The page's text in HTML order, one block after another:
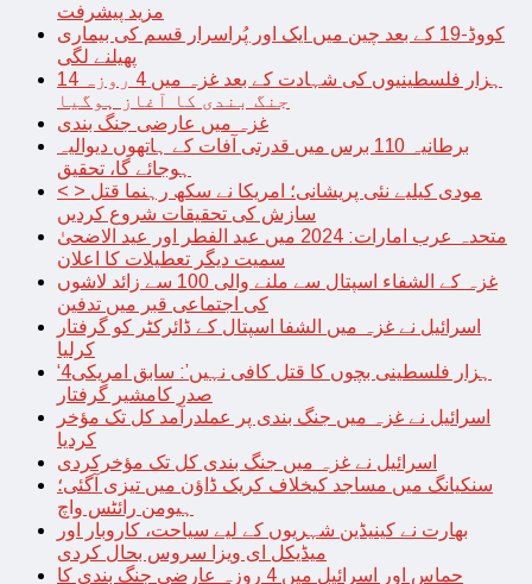
مزید پیشرفت
کووڈ-19 کے بعد چین میں ایک اور پُراسرار قسم کی بیماری
پھیلنے لگی
14 ہزار فلسطینیوں کی شہادت کے بعد غزہ میں 4 روزہ
جنگ بندی کا آغاز ہوگیا
غزہ میں عارضی جنگ بندی
برطانیہ 110 برس میں قدرتی آفات کے ہاتھوں دیوالیہ
ہوجائے گا، تحقیق
< > مودی کیلیے نئی پریشانی؛ امریکا نے سکھ رہنما قتل
سازش کی تحقیقات شروع کردیں
متحدہ عرب امارات: 2024 میں عید الفطر اور عید الاضحیٰ
سمیت دیگر تعطیلات کا اعلان
غزہ کے الشفاء اسپتال سے ملنے والی 100 سے زائد لاشوں
کی اجتماعی قبر میں تدفین
اسرائیل نے غزہ میں الشفا اسپتال کے ڈائرکٹر کو گرفتار
کرلیا
‘4ہزار فلسطینی بچوں کا قتل کافی نہیں’: سابق امریکی
صدر کامشیر گرفتار
اسرائیل نے غزہ میں جنگ بندی پر عملدرآمد کل تک مؤخر
کردیا
اسرائیل نے غزہ میں جنگ بندی کل تک مؤخرکردی
سنکیانگ میں مساجد کیخلاف کریک ڈاؤن میں تیزی آگئی؛
ہیومن رائٹس واچ
بھارت نے کینیڈین شہریوں کے لیے سیاحت، کاروبار اور
میڈیکل ای ویزا سروس بحال کردی
حماس اور اسرائیل میں 4 روزہ عارضی جنگ بندی کا